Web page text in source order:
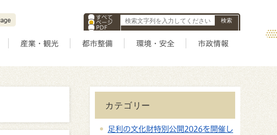
すべて
ページ
PDF
ID
産業・観光 都市整備 環境・安全 市政情報
カテゴリー
足利の文化財特別公開2026を開催し